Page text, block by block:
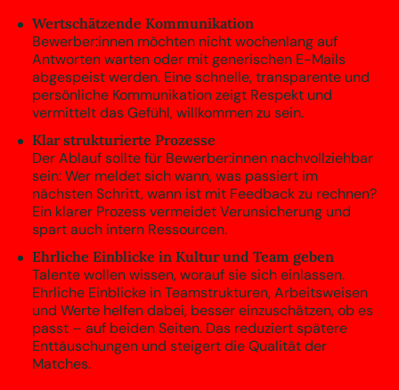
Wertschätzende Kommunikation
Bewerber:innen möchten nicht wochenlang auf
Antworten warten oder mit generischen E-Mails
abgespeist werden. Eine schnelle, transparente und
persönliche Kommunikation zeigt Respekt und
vermittelt das Gefühl, willkommen zu sein.
Klar strukturierte Prozesse
Der Ablauf sollte für Bewerber:innen nachvollziehbar
sein: Wer meldet sich wann, was passiert im
nächsten Schritt, wann ist mit Feedback zu rechnen?
Ein klarer Prozess vermeidet Verunsicherung und
spart auch intern Ressourcen.
Ehrliche Einblicke in Kultur und Team geben
Talente wollen wissen, worauf sie sich einlassen.
Ehrliche Einblicke in Teamstrukturen, Arbeitsweisen
und Werte helfen dabei, besser einzuschätzen, ob es
passt – auf beiden Seiten. Das reduziert spätere
Enttäuschungen und steigert die Qualität der
Matches.